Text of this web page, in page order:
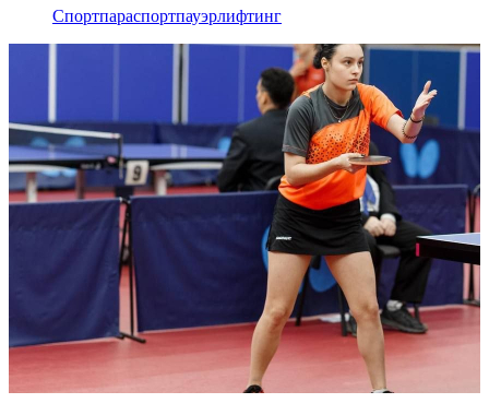
Спортпараспортпауэрлифтинг